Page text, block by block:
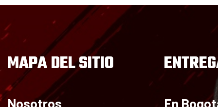
Preentrenos
MAPA DEL SITIO
Nosotros
En